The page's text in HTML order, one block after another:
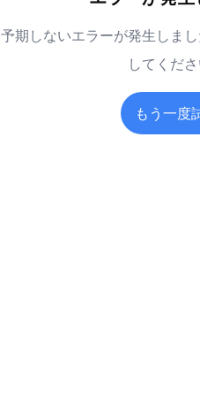
予期しないエラーが発生しま
してくださ
もう一度